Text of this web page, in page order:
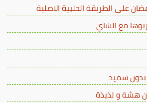
على الطريقة الحلبية الاصلية
مع الشاي
سميد
هشة و لذيذة